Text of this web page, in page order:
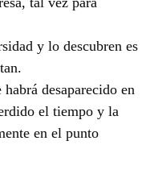
y lo descubren es
desaparecido en
el tiempo y la
en el punto